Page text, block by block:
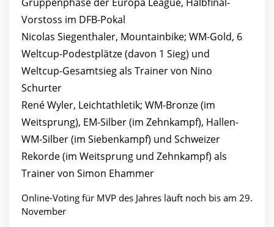
Gruppenphase der Europa League, Halbfinal-
Vorstoss im DFB-Pokal
Nicolas Siegenthaler, Mountainbike; WM-Gold, 6
Weltcup-Podestplätze (davon 1 Sieg) und
Weltcup-Gesamtsieg als Trainer von Nino
Schurter
René Wyler, Leichtathletik; WM-Bronze (im
Weitsprung), EM-Silber (im Zehnkampf), Hallen-
WM-Silber (im Siebenkampf) und Schweizer
Rekorde (im Weitsprung und Zehnkampf) als
Trainer von Simon Ehammer
Online-Voting für MVP des Jahres läuft noch bis am 29.
November